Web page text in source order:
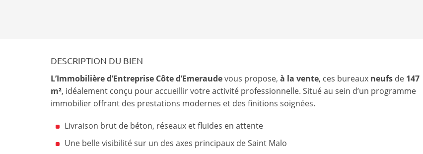
DESCRIPTION DU BIEN
L’Immobilière d’Entreprise Côte d’Emeraudevous propose, à la vente, ces bureaux neufs de 147
m², idéalement conçu pour accueillir votre activité professionnelle. Situé au sein d’un programme
immobilier offrant des prestations modernes et des finitions soignées.
Livraison brut de béton, réseaux et fluides en attente
Une belle visibilité sur un des axes principaux de Saint Malo